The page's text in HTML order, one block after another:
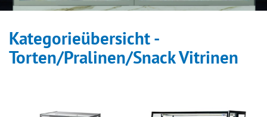
Kategorieübersicht-
Torten/Pralinen/Snack Vitrinen